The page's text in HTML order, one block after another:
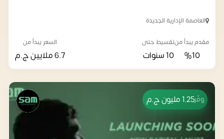
العاصمة الإدارية الجديدة
مقدم يبدأ من
%10
تقسيط حتى
10 سنوات
السعر يبدأ من
6.7 ملايين ج.م
وفّر1.25 مليون ج.م